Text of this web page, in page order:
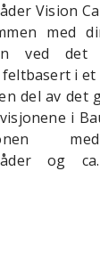
Vision
med
ved
i et
del av det
i
og